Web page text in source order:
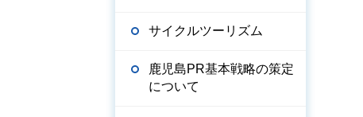
サイクルツーリズム
鹿児島PR基本戦略の策定
について